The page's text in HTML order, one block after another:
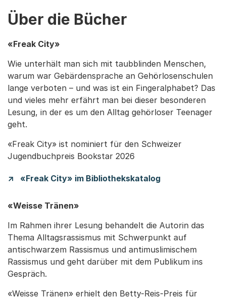
Über die Bücher
«Freak City»
Wie unterhält man sich mit taubblinden Menschen,
warum war Gebärdensprache an Gehörlosenschulen
lange verboten – und was ist ein Fingeralphabet? Das
und vieles mehr erfährt man bei dieser besonderen
Lesung, in der es um den Alltag gehörloser Teenager
geht.
«Freak City» ist nominiert für den Schweizer
Jugendbuchpreis Bookstar 2026
«Freak City» im Bibliothekskatalog
«Weisse Tränen»
Im Rahmen ihrer Lesung behandelt die Autorin das
Thema Alltagsrassismus mit Schwerpunkt auf
antischwarzem Rassismus und antimuslimischem
Rassismus und geht darüber mit dem Publikum ins
Gespräch.
«Weisse Tränen» erhielt den Betty-Reis-Preis für